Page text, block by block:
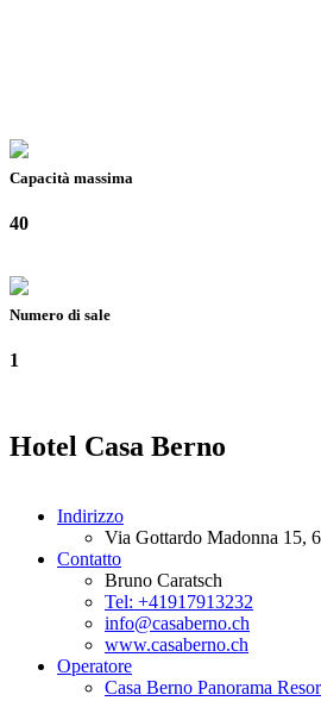
Capacità massima
40
Numero di sale
1
Hotel Casa Berno
Indirizzo
Via Gottardo Madonna 15,
Contatto
Bruno Caratsch
Tel: +41917913232
info@casaberno.ch
www.casaberno.ch
Operatore
Casa Berno Panorama